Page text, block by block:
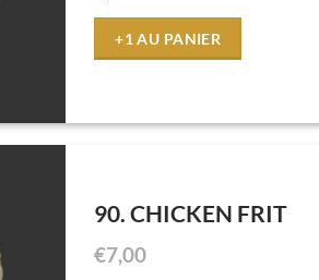
+1 AU PANIER
90. CHICKEN FRIT
€7,00